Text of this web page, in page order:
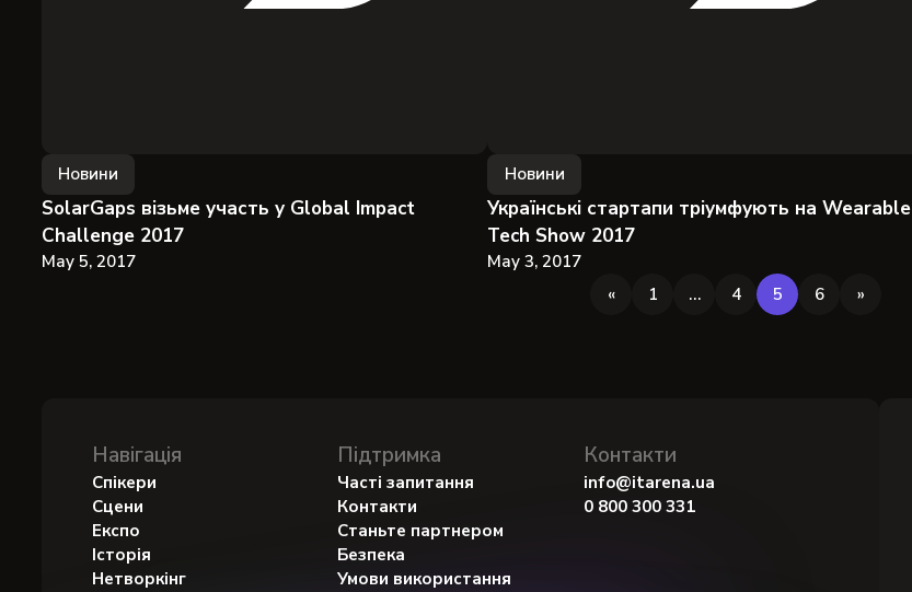
Новини
SolarGaps візьме участь у Global Impact
Challenge 2017
May 5, 2017
Новини
Українські стартапи тріумфують на Wearable
Tech Show 2017
May 3, 2017
«
1 … 4 5 6 »
Навігація
Спікери
Сцени
Експо
Історія
Нетворкінг
Підтримка
Часті запитання
Контакти
Станьте партнером
Безпека
Умови використання
Контакти
info@itarena.ua
0 800 300 331